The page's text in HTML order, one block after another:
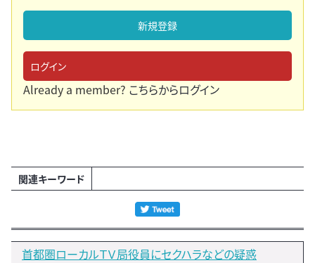
新規登録
ログイン
Already a member? こちらからログイン
関連キーワード
首都圏ローカルＴＶ局役員にセクハラなどの疑惑